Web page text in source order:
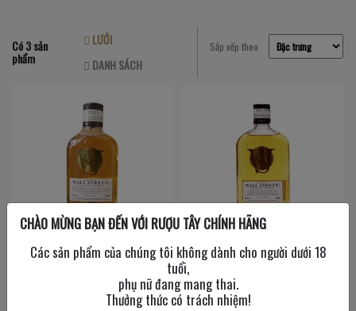
Có 3 sản
phẩm
LƯỚI
DANH SÁCH
Sắp xếp theo
Wall street
/ 40%
Wall street
350 ml/40%
CHÀO MỪNG BẠN ĐẾN VỚI RƯỢU TÂY CHÍNH HÃNG
Các sản phẩm của chúng tôi không dành cho người dưới 18
tuổi,
phụ nữ đang mang thai.
Thưởng thức có trách nhiệm!